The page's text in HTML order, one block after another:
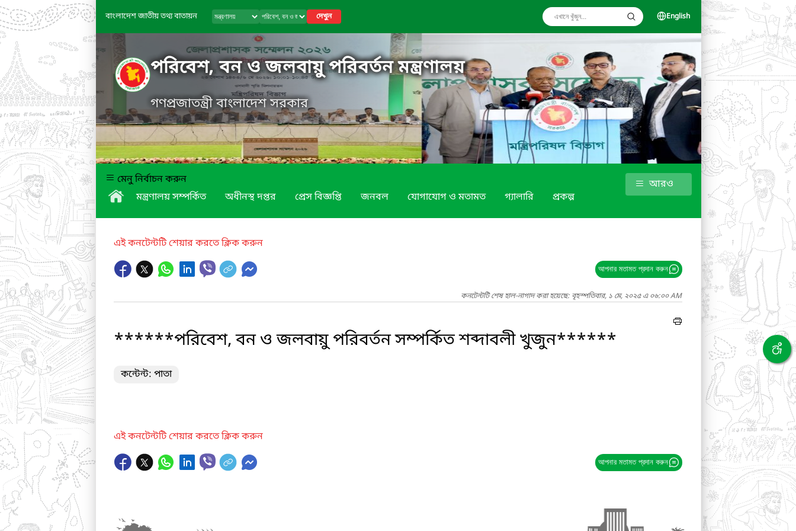
বাংলাদেশ জাতীয় তথ্য বাতায়ন দেখুন English
পরিবেশ, বন ও জলবায়ু পরিবর্তন মন্ত্রণালয়
গণপ্রজাতন্ত্রী বাংলাদেশ সরকার
মেনু নির্বাচন করুন
মন্ত্রণালয় সম্পর্কিত
অধীনস্থ দপ্তর প্রেস বিজ্ঞপ্তি জনবল যোগাযোগ ও মতামত গ্যালারি প্রকল্প
আরও
এই কনটেন্টটি শেয়ার করতে ক্লিক করুন
আপনার মতামত প্রদান করুন
কনটেন্টটি শেষ হাল-নাগাদ করা হয়েছে: বৃহস্পতিবার, ১ মে, ২০২৫ এ ০৬:০০ AM
******পরিবেশ, বন ও জলবায়ু পরিবর্তন সম্পর্কিত শব্দাবলী খুজুন******
কন্টেন্ট: পাতা
এই কনটেন্টটি শেয়ার করতে ক্লিক করুন
আপনার মতামত প্রদান করুন